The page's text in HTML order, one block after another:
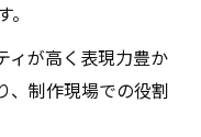
ィが高く表現力豊か
、制作現場での役割